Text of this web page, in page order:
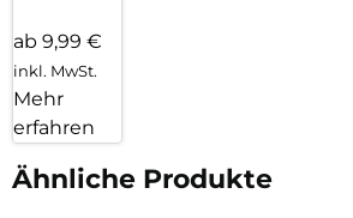
ab 9,99 €
inkl. MwSt.
Mehr
erfahren
Ähnliche Produkte